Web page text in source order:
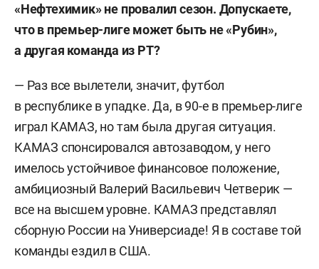
«Нефтехимик» не провалил сезон. Допускаете,
что в премьер-лиге может быть не «Рубин»,
а другая команда из РТ?
— Раз все вылетели, значит, футбол
в республике в упадке. Да, в 90-е в премьер-лиге
играл КАМАЗ, но там была другая ситуация.
КАМАЗ спонсировался автозаводом, у него
имелось устойчивое финансовое положение,
амбициозный Валерий Васильевич Четверик —
все на высшем уровне. КАМАЗ представлял
сборную России на Универсиаде! Я в составе той
команды ездил в США.